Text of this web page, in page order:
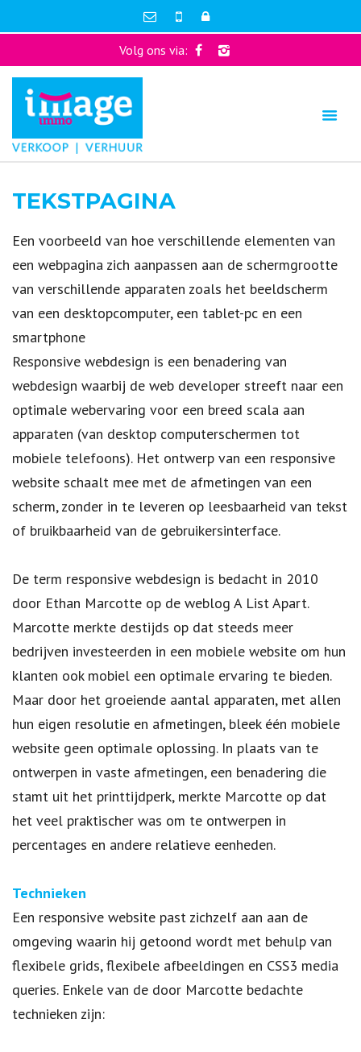
Volg ons via:
TEKSTPAGINA
Een voorbeeld van hoe verschillende elementen van
een webpagina zich aanpassen aan de schermgrootte
van verschillende apparaten zoals het beeldscherm
van een desktopcomputer, een tablet-pc en een
smartphone
Responsive webdesign is een benadering van
webdesign waarbij de web developer streeft naar een
optimale webervaring voor een breed scala aan
apparaten (van desktop computerschermen tot
mobiele telefoons). Het ontwerp van een responsive
website schaalt mee met de afmetingen van een
scherm, zonder in te leveren op leesbaarheid van tekst
of bruikbaarheid van de gebruikersinterface.
De term responsive webdesign is bedacht in 2010
door Ethan Marcotte op de weblog A List Apart.
Marcotte merkte destijds op dat steeds meer
bedrijven investeerden in een mobiele website om hun
klanten ook mobiel een optimale ervaring te bieden.
Maar door het groeiende aantal apparaten, met allen
hun eigen resolutie en afmetingen, bleek één mobiele
website geen optimale oplossing. In plaats van te
ontwerpen in vaste afmetingen, een benadering die
stamt uit het printtijdperk, merkte Marcotte op dat
het veel praktischer was om te ontwerpen in
percentages en andere relatieve eenheden.
Technieken
Een responsive website past zichzelf aan aan de
omgeving waarin hij getoond wordt met behulp van
flexibele grids, flexibele afbeeldingen en CSS3 media
queries. Enkele van de door Marcotte bedachte
technieken zijn: